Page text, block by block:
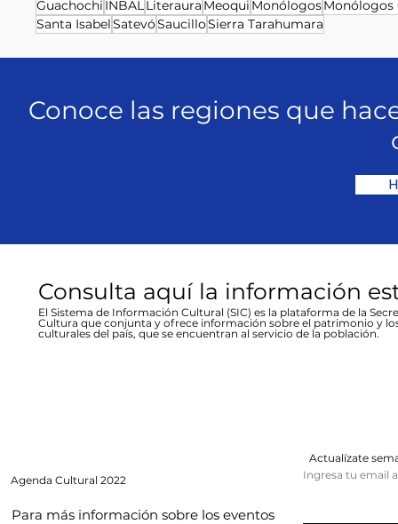
Guachochi INBALLiteraura Meoqui MonólogosMonólogos
Santa IsabelSatevóSaucilloSierra Tarahumara
Conoce las regiones que
Consulta aquí la información
El Sistema de Información Cultural (SIC) es la plataforma de la
Cultura que conjunta y ofrece información sobre el patrimonio y
culturales del país, que se encuentran al servicio de la población.
Agenda Cultural 2022
Para más información sobre los eventos
Actualízate
Ingresa tu email